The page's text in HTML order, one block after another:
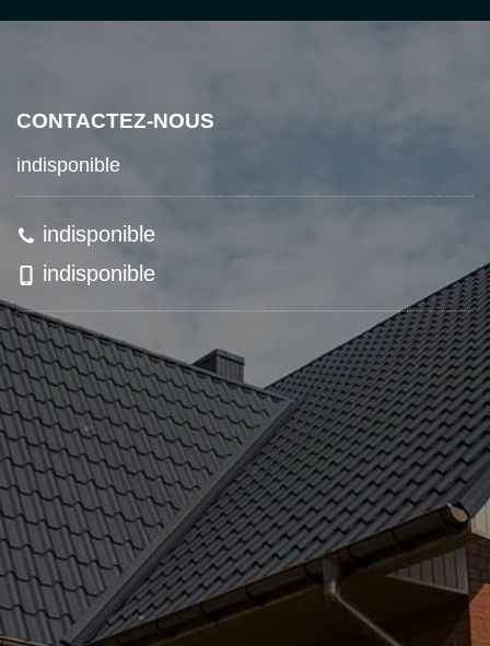
CONTACTEZ-NOUS
indisponible
indisponible
indisponible